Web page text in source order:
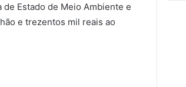
Estado de Meio Ambiente e
e trezentos mil reais ao